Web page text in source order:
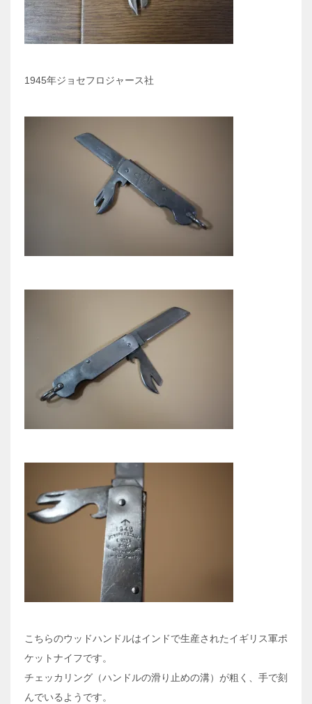
1945年ジョセフロジャース社
こちらのウッドハンドルはインドで生産されたイギリス軍ポ
ケットナイフです。
チェッカリング（ハンドルの滑り止めの溝）が粗く、手で刻
んでいるようです。